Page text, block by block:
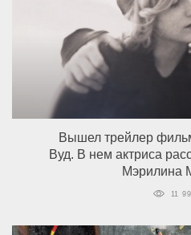
Вышел трейлер
Вуд. В нем актриса
Мэрилина
11